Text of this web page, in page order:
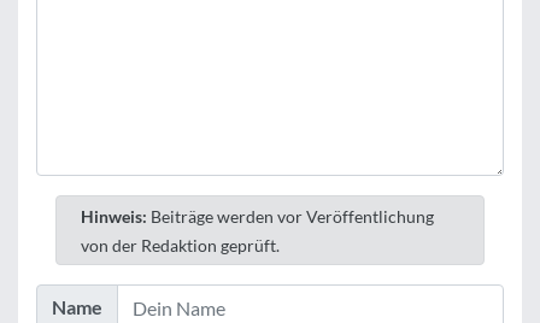
Hinweis: Beiträge werden vor Veröffentlichung
von der Redaktion geprüft.
Name